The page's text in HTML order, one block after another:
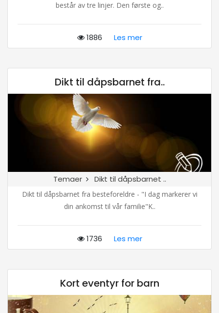
består av tre linjer. Den første og..
1886 Les mer
Dikt til dåpsbarnet fra..
Temaer Dikt til dåpsbarnet ..
Dikt til dåpsbarnet fra besteforeldre - "I dag markerer vi
din ankomst til vår familie"K..
1736 Les mer
Kort eventyr for barn